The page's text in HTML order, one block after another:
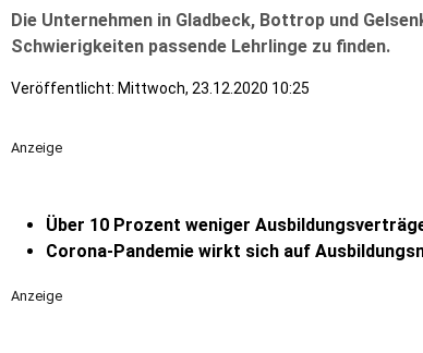
Die Unternehmen in Gladbeck, Bottrop und
Schwierigkeiten passende Lehrlinge zu finden.
Veröffentlicht: Mittwoch, 23.12.2020 10:25
Anzeige
Über 10 Prozent weniger
Corona-Pandemie wirkt sich auf
Anzeige